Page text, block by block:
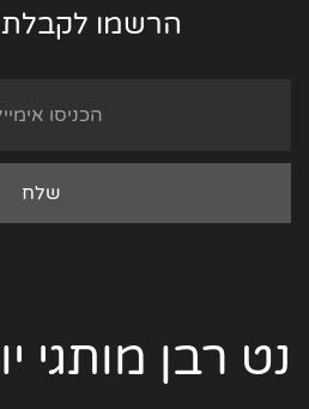
הרשמו לקבלת
נט רבן מותגי